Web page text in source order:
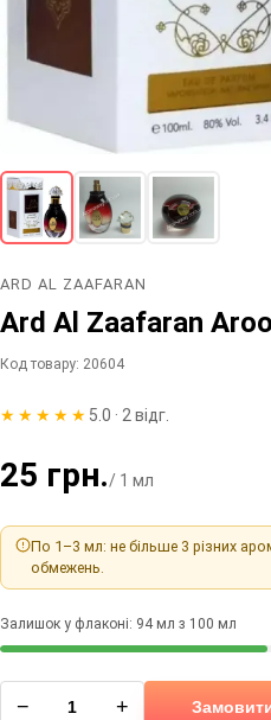
ARD AL ZAAFARAN
Ard Al Zaafaran
Код товару: 20604
★★★★★ 5.0 · 2 відг.
25 грн./ 1 мл
По 1–3 мл: не більше 3 різних
обмежень.
Залишок у флаконі: 94 мл з 100 мл
− +